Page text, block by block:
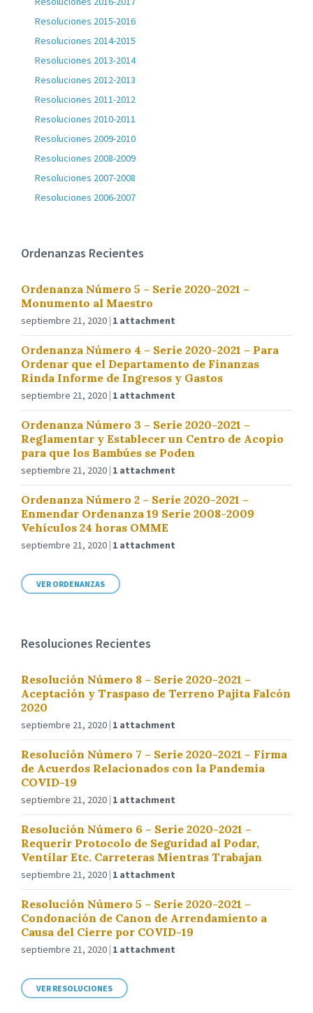
Resoluciones 2015-2016
Resoluciones 2014-2015
Resoluciones 2013-2014
Resoluciones 2012-2013
Resoluciones 2011-2012
Resoluciones 2010-2011
Resoluciones 2009-2010
Resoluciones 2008-2009
Resoluciones 2007-2008
Resoluciones 2006-2007
Ordenanzas Recientes
Ordenanza Número 5 – Serie 2020-2021 –
Monumento al Maestro
septiembre 21, 2020 1 attachment
Ordenanza Número 4 – Serie 2020-2021 – Para
Ordenar que el Departamento de Finanzas
Rinda Informe de Ingresos y Gastos
septiembre 21, 2020 1 attachment
Ordenanza Número 3 – Serie 2020-2021 –
Reglamentar y Establecer un Centro de Acopio
para que los Bambúes se Poden
septiembre 21, 2020 1 attachment
Ordenanza Número 2 – Serie 2020-2021 –
Enmendar Ordenanza 19 Serie 2008-2009
Vehículos 24 horas OMME
septiembre 21, 2020 1 attachment
VER ORDENANZAS
Resoluciones Recientes
Resolución Número 8 – Serie 2020-2021 –
Aceptación y Traspaso de Terreno Pajita Falcón
2020
septiembre 21, 2020 1 attachment
Resolución Número 7 – Serie 2020-2021 – Firma
de Acuerdos Relacionados con la Pandemia
COVID-19
septiembre 21, 2020 1 attachment
Resolución Número 6 – Serie 2020-2021 –
Requerir Protocolo de Seguridad al Podar,
Ventilar Etc. Carreteras Mientras Trabajan
septiembre 21, 2020 1 attachment
Resolución Número 5 – Serie 2020-2021 –
Condonación de Canon de Arrendamiento a
Causa del Cierre por COVID-19
septiembre 21, 2020 1 attachment
VER RESOLUCIONES